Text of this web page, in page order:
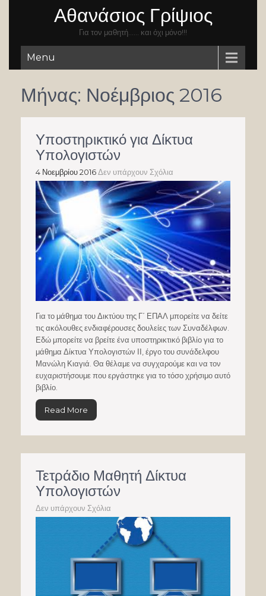
Αθανάσιος Γρίψιος
Για τον μαθητή…… και όχι μόνο!!!
Menu
Μήνας: Νοέμβριος 2016
Υποστηρικτικό για Δίκτυα
Υπολογιστών
4 Νοεμβρίου 2016Δεν υπάρχουν Σχόλια
Για το μάθημα του Δικτύου της Γ΄ ΕΠΑΛ μπορείτε να δείτε
τις ακόλουθες ενδιαφέρουσες δουλείες των Συναδέλφων.
Εδώ μπορείτε να βρείτε ένα υποστηρικτικό βιβλίο για το
μάθημα Δίκτυα Υπολογιστών ΙΙ, έργο του συνάδελφου
Μανώλη Κιαγιά. Θα θέλαμε να συγχαρούμε και να τον
ευχαριστήσουμε που εργάστηκε για το τόσο χρήσιμο αυτό
βιβλίο.
Read More
Τετράδιο Μαθητή Δίκτυα
Υπολογιστών
Δεν υπάρχουν Σχόλια